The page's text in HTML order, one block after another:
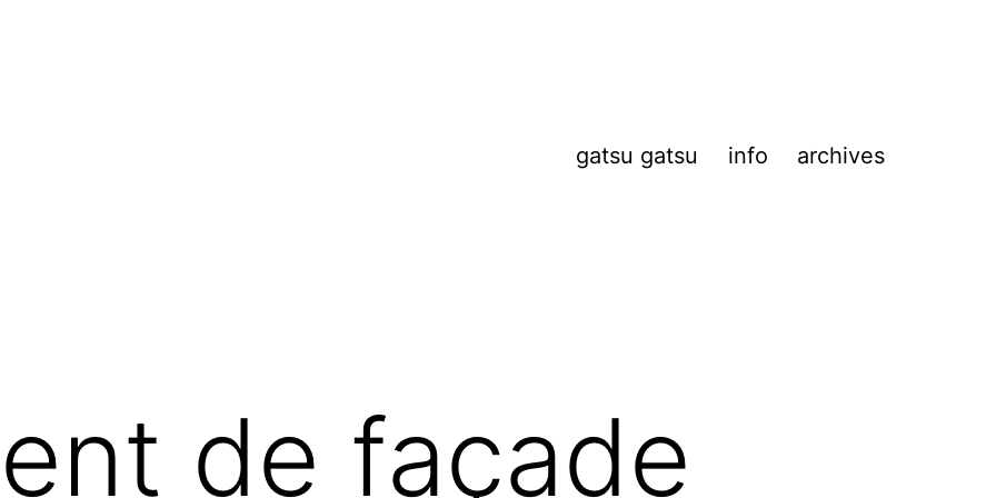
gatsu gatsu info archives
de façade